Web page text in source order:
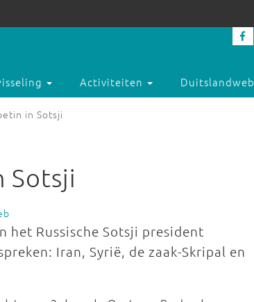
Activiteiten Duitslandweb
in Sotsji
Sotsji
het Russische Sotsji president
Iran, Syrië, de zaak-Skripal en